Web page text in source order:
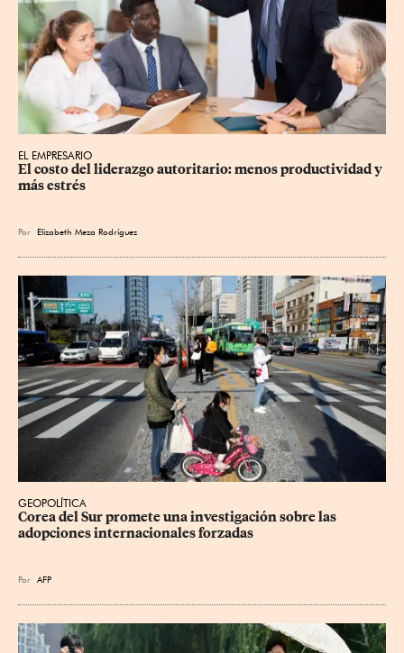
EL EMPRESARIO
El costo del liderazgo autoritario: menos productividad y
más estrés
Por Elizabeth Meza Rodríguez
GEOPOLÍTICA
Corea del Sur promete una investigación sobre las
adopciones internacionales forzadas
Por AFP